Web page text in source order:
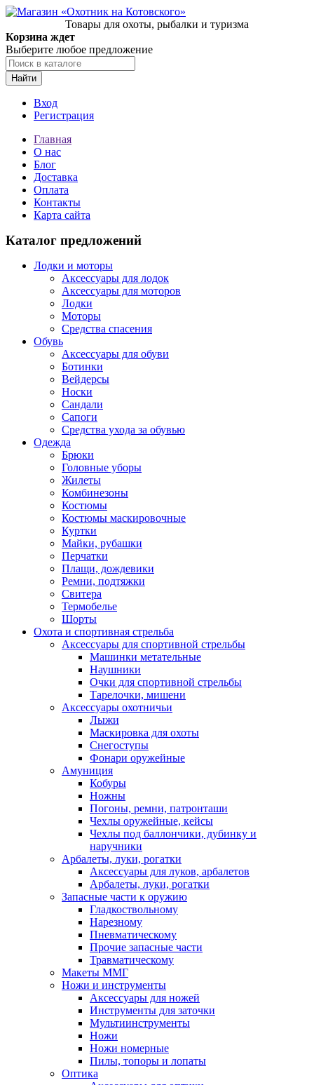
Товары для охоты, рыбалки и туризма
Корзина ждет
Выберите любое предложение
Найти
Вход
Регистрация
Главная
О нас
Блог
Доставка
Оплата
Контакты
Карта сайта
Каталог предложений
Лодки и моторы
Аксессуары для лодок
Аксессуары для моторов
Лодки
Моторы
Средства спасения
Обувь
Аксессуары для обуви
Ботинки
Вейдерсы
Носки
Сандали
Сапоги
Средства ухода за обувью
Одежда
Брюки
Головные уборы
Жилеты
Комбинезоны
Костюмы
Костюмы маскировочные
Куртки
Майки, рубашки
Перчатки
Плащи, дождевики
Ремни, подтяжки
Свитера
Термобелье
Шорты
Охота и спортивная стрельба
Аксессуары для спортивной стрельбы
Машинки метательные
Наушники
Очки для спортивной стрельбы
Тарелочки, мишени
Аксессуары охотничьи
Лыжи
Маскировка для охоты
Снегоступы
Фонари оружейные
Амуниция
Кобуры
Ножны
Погоны, ремни, патронташи
Чехлы оружейные, кейсы
Чехлы под баллончики, дубинку и
наручники
Арбалеты, луки, рогатки
Аксессуары для луков, арбалетов
Арбалеты, луки, рогатки
Запасные части к оружию
Гладкоствольному
Нарезному
Пневматическому
Прочие запасные части
Травматическому
Макеты ММГ
Ножи и инструменты
Аксессуары для ножей
Инструменты для заточки
Мультиинструменты
Ножи
Ножи номерные
Пилы, топоры и лопаты
Оптика